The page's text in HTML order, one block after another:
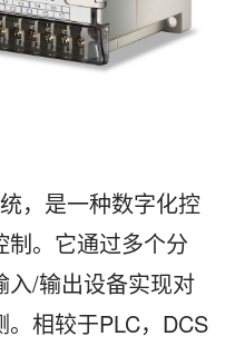
，是一种数字化控
制。它通过多个分
入/输出设备实现对
相较于PLC，DCS